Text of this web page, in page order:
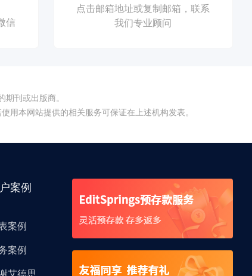
信
点击邮箱地址或复制邮箱，联系
我们专业顾问
刊或出版商。
本网站提供的相关服务可保证在上述机构发表。
案例
案例
案例